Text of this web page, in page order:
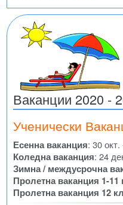
Ваканции 2020 -
Ученически
Есенна ваканция: 30
Коледна ваканция: 24
Зимна / междусрочна
Пролетна ваканция 1-11
Пролетна ваканция 12